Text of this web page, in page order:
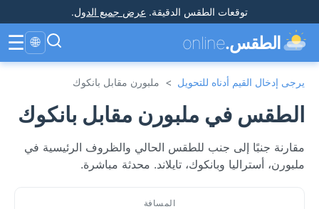
توقعات الطقس الدقيقة. عرض جميع الدول.
الطقس.online
🌐
☰
يرجى إدخال القيم أدناه للتحويل > ملبورن مقابل بانكوك
الطقس في ملبورن مقابل بانكوك
مقارنة جنبًا إلى جنب للطقس الحالي والظروف الرئيسية في
ملبورن، أستراليا وبانكوك، تايلاند. محدثة مباشرة.
المسافة